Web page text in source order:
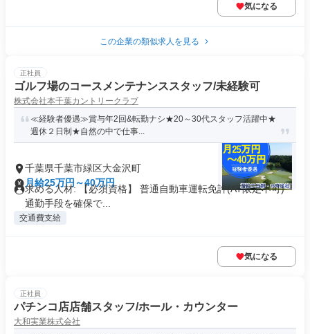
気になる
この企業の類似求人を見る
正社員
ゴルフ場のコースメンテナンススタッフ/未経験可
株式会社本千葉カントリークラブ
≪経験者優遇≫賞与年2回&転勤ナシ★20～30代スタッフ活躍中★
週休２日制★自然の中で仕事...
千葉県千葉市緑区大金沢町
月給25万円～40万円
求める人材: 【必須資格】 普通自動車運転免許(AT限定不可)
通勤手段を確保で...
交通費支給
気になる
正社員
パチンコ店店舗スタッフ/ホール・カウンター
大和実業株式会社